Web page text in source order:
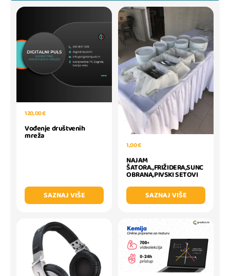
120,00 €
Vođenje društvenih
mreža
SAZNAJ VIŠE
1,00 €
NAJAM
ŠATORA.,FRIŽIDERA,SUNC
OBRANA,PIVSKI SETOVI
SAZNAJ VIŠE